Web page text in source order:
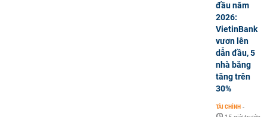
đầu năm
2026:
VietinBank
vươn lên
dẫn đầu, 5
nhà băng
tăng trên
30%
TÀI CHÍNH -